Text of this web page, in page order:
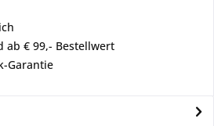
ab € 99,- Bestellwert
Garantie